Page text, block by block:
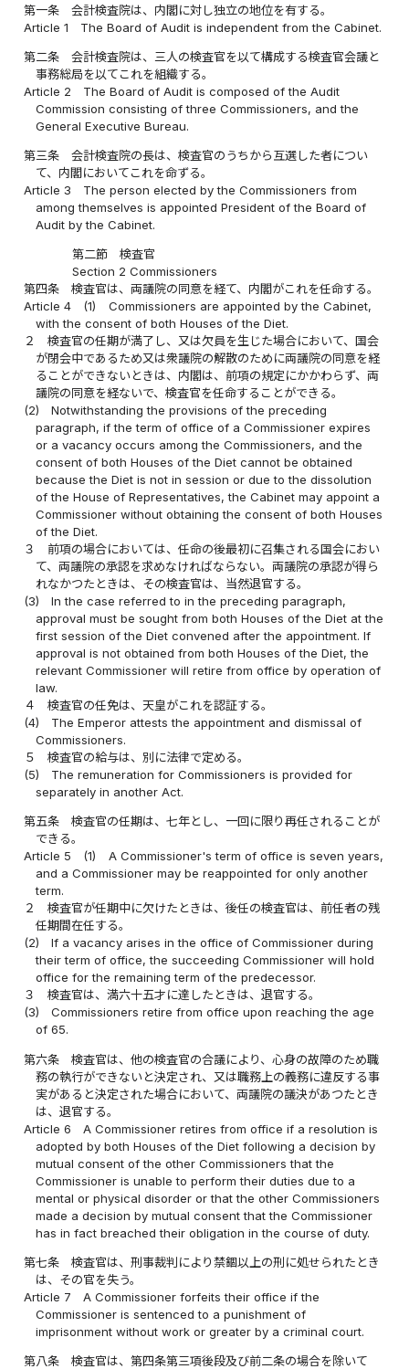
第一条
会計検査院は、内閣に対し独立の地位を有する。
Article 1
The Board of Audit is independent from the Cabinet.
第二条
会計検査院は、三人の検査官を以て構成する検査官会議と
事務総局を以てこれを組織する。
Article 2
The Board of Audit is composed of the Audit
Commission consisting of three Commissioners, and the
General Executive Bureau.
第三条
会計検査院の長は、検査官のうちから互選した者につい
て、内閣においてこれを命ずる。
Article 3
The person elected by the Commissioners from
among themselves is appointed President of the Board of
Audit by the Cabinet.
第二節 検査官
Section 2 Commissioners
第四条
検査官は、両議院の同意を経て、内閣がこれを任命する。
Article 4
(1)
Commissioners are appointed by the Cabinet,
with the consent of both Houses of the Diet.
２
検査官の任期が満了し、又は欠員を生じた場合において、国会
が閉会中であるため又は衆議院の解散のために両議院の同意を経
ることができないときは、内閣は、前項の規定にかかわらず、両
議院の同意を経ないで、検査官を任命することができる。
(2)
Notwithstanding the provisions of the preceding
paragraph, if the term of office of a Commissioner expires
or a vacancy occurs among the Commissioners, and the
consent of both Houses of the Diet cannot be obtained
because the Diet is not in session or due to the dissolution
of the House of Representatives, the Cabinet may appoint a
Commissioner without obtaining the consent of both Houses
of the Diet.
３
前項の場合においては、任命の後最初に召集される国会におい
て、両議院の承認を求めなければならない。両議院の承認が得ら
れなかつたときは、その検査官は、当然退官する。
(3)
In the case referred to in the preceding paragraph,
approval must be sought from both Houses of the Diet at the
first session of the Diet convened after the appointment. If
approval is not obtained from both Houses of the Diet, the
relevant Commissioner will retire from office by operation of
law.
４
検査官の任免は、天皇がこれを認証する。
(4)
The Emperor attests the appointment and dismissal of
Commissioners.
５
検査官の給与は、別に法律で定める。
(5)
The remuneration for Commissioners is provided for
separately in another Act.
第五条
検査官の任期は、七年とし、一回に限り再任されることが
できる。
Article 5
(1)
A Commissioner's term of office is seven years,
and a Commissioner may be reappointed for only another
term.
２
検査官が任期中に欠けたときは、後任の検査官は、前任者の残
任期間在任する。
(2)
If a vacancy arises in the office of Commissioner during
their term of office, the succeeding Commissioner will hold
office for the remaining term of the predecessor.
３
検査官は、満六十五才に達したときは、退官する。
(3)
Commissioners retire from office upon reaching the age
of 65.
第六条
検査官は、他の検査官の合議により、心身の故障のため職
務の執行ができないと決定され、又は職務上の義務に違反する事
実があると決定された場合において、両議院の議決があつたとき
は、退官する。
Article 6
A Commissioner retires from office if a resolution is
adopted by both Houses of the Diet following a decision by
mutual consent of the other Commissioners that the
Commissioner is unable to perform their duties due to a
mental or physical disorder or that the other Commissioners
made a decision by mutual consent that the Commissioner
has in fact breached their obligation in the course of duty.
第七条
検査官は、刑事裁判により禁錮以上の刑に処せられたとき
は、その官を失う。
Article 7
A Commissioner forfeits their office if the
Commissioner is sentenced to a punishment of
imprisonment without work or greater by a criminal court.
第八条
検査官は、第四条第三項後段及び前二条の場合を除いて